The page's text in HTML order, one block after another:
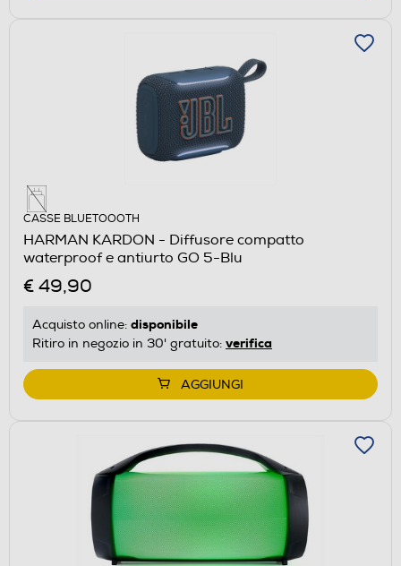
CASSE BLUETOOOTH
HARMAN KARDON - Diffusore compatto
waterproof e antiurto GO 5-Blu
€ 49,90
Acquisto online: disponibile
Ritiro in negozio in 30' gratuito: verifica
AGGIUNGI